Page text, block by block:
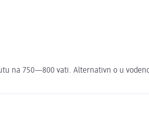
na 750—800 vati. Alternativn o u